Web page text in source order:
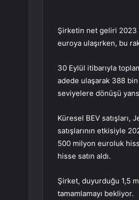
Şirketin net geliri 2023
euroya ulaşırken, bu
30 Eylül itibarıyla
adede ulaşarak 388 bin
seviyelere dönüşü
Küresel BEV
satışlarının etkisiyle
500 milyon euroluk
hisse satın aldı.
Şirket, duyurduğu 1,5
tamamlamayı bekliyor.